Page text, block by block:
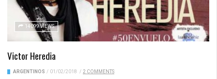
14099 VIEWS
Victor Heredia
ARGENTINOS / 01/02/2018 / 2 COMMENTS